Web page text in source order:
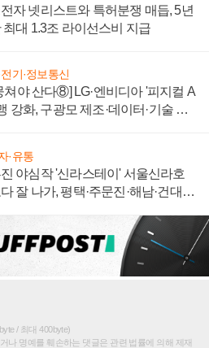
자 넷리스트와 특허분쟁 매듭, 5년
최대 1.3조 라이선스비 지급
기·정보통신
쳐야 산다⑧] LG·엔비디아 '피지컬 A
강화, 구광모 제조·데이터·기술 결
·유통
야심작 '신라스테이' 서울신라호
잘 나가, 평택·주문진·해남·건대로
/ 최대 400byte)
나 명예를 훼손하는 댓글은 관련 법률에 의해 제재